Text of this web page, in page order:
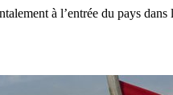
à l’entrée du pays